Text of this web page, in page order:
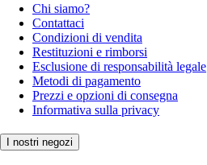
Chi siamo?
Contattaci
Condizioni di vendita
Restituzioni e rimborsi
Esclusione di responsabilità legale
Metodi di pagamento
Prezzi e opzioni di consegna
Informativa sulla privacy
I nostri negozi